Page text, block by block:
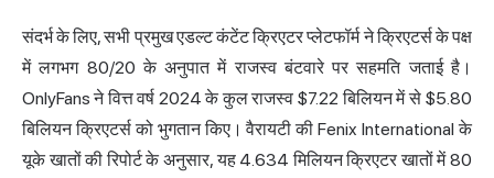
संदर्भ के लिए, सभी प्रमुख एडल्ट कंटेंट क्रिएटर प्लेटफॉर्म ने क्रिएटर्स के पक्ष
में लगभग 80/20 के अनुपात में राजस्व बंटवारे पर सहमति जताई है।
OnlyFansने वित्त वर्ष 2024 के कुल राजस्व $7.22 बिलियन में से $5.80
बिलियन क्रिएटर्स को भुगतान किए। वैरायटी की Fenix International के
यूके खातों की रिपोर्ट के अनुसार, यह 4.634 मिलियन क्रिएटर खातों में 80